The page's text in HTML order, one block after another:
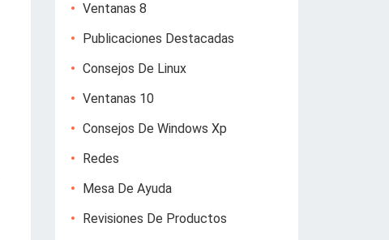
Ventanas 8
Publicaciones Destacadas
Consejos De Linux
Ventanas 10
Consejos De Windows Xp
Redes
Mesa De Ayuda
Revisiones De Productos